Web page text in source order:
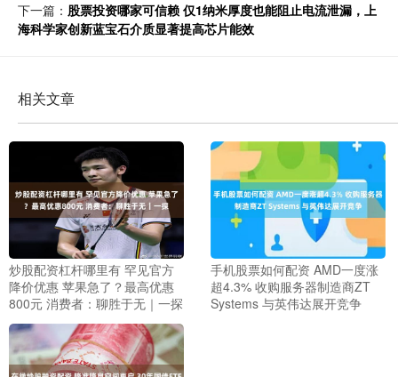
下一篇： 股票投资哪家可信赖 仅1纳米厚度也能阻止电流泄漏，上
海科学家创新蓝宝石介质显著提高芯片能效
相关文章
炒股配资杠杆哪里有 罕见官方
降价优惠 苹果急了？最高优惠
800元 消费者：聊胜于无｜一探
手机股票如何配资 AMD一度涨
超4.3% 收购服务器制造商ZT
Systems 与英伟达展开竞争